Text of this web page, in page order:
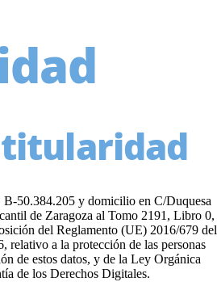
titularidad
50.384.205 y domicilio en C/Duquesa
de Zaragoza al Tomo 2191, Libro 0,
del Reglamento (UE) 2016/679 del
relativo a la protección de las personas
de estos datos, y de la Ley Orgánica
de los Derechos Digitales.